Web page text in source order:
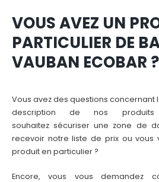
VOUS AVEZ UN
PARTICULIER DE
VAUBAN ECOBAR ?
Vous avez des questions concernant
description de nos
souhaitez sécuriser une zone de
recevoir notre liste de prix ou vous
produit en particulier ?
Encore, vous vous demandez